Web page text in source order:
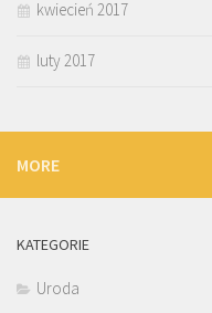
kwiecień 2017
luty 2017
MORE
KATEGORIE
Uroda